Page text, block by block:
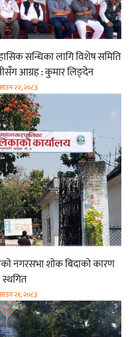
सन्धिका लागि विशेष समिति
आग्रह : कुमार लिङ्देन
२२, २०८३
नगरसभा शोक बिदाको कारण
स्थगित
२१, २०८३